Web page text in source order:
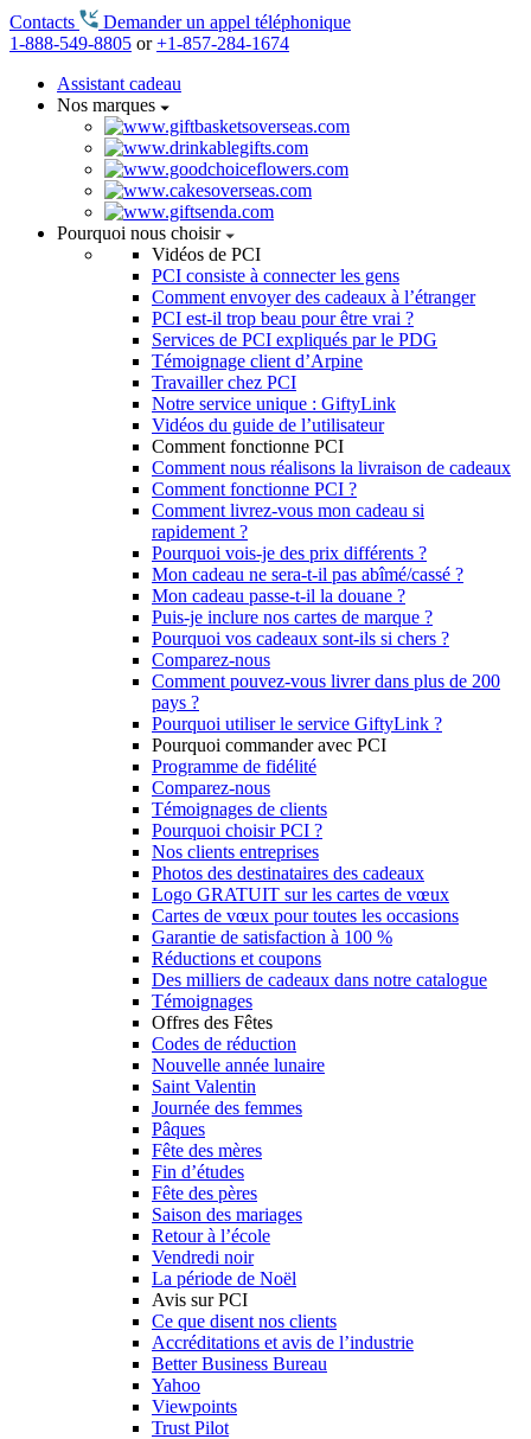
Contacts
Demander un appel téléphonique
1-888-549-8805 or+1-857-284-1674
Assistant cadeau
Nos marques
Pourquoi nous choisir
Vidéos de PCI
PCI consiste à connecter les gens
Comment envoyer des cadeaux à l’étranger
PCI est-il trop beau pour être vrai ?
Services de PCI expliqués par le PDG
Témoignage client d’Arpine
Travailler chez PCI
Notre service unique : GiftyLink
Vidéos du guide de l’utilisateur
Comment fonctionne PCI
Comment nous réalisons la livraison de cadeaux
Comment fonctionne PCI ?
Comment livrez-vous mon cadeau si
rapidement ?
Pourquoi vois-je des prix différents ?
Mon cadeau ne sera-t-il pas abîmé/cassé ?
Mon cadeau passe-t-il la douane ?
Puis-je inclure nos cartes de marque ?
Pourquoi vos cadeaux sont-ils si chers ?
Comparez-nous
Comment pouvez-vous livrer dans plus de 200
pays ?
Pourquoi utiliser le service GiftyLink ?
Pourquoi commander avec PCI
Programme de fidélité
Comparez-nous
Témoignages de clients
Pourquoi choisir PCI ?
Nos clients entreprises
Photos des destinataires des cadeaux
Logo GRATUIT sur les cartes de vœux
Cartes de vœux pour toutes les occasions
Garantie de satisfaction à 100 %
Réductions et coupons
Des milliers de cadeaux dans notre catalogue
Témoignages
Offres des Fêtes
Codes de réduction
Nouvelle année lunaire
Saint Valentin
Journée des femmes
Pâques
Fête des mères
Fin d’études
Fête des pères
Saison des mariages
Retour à l’école
Vendredi noir
La période de Noël
Avis sur PCI
Ce que disent nos clients
Accréditations et avis de l’industrie
Better Business Bureau
Yahoo
Viewpoints
Trust Pilot